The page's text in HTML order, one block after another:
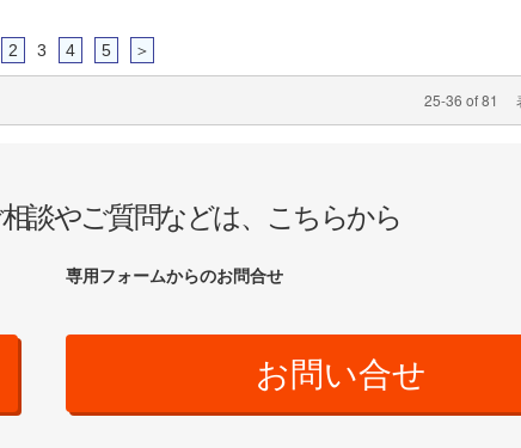
2 3 4 5 ＞
25-36 of 81
談やご質問などは、こちらから
専用フォームからのお問合せ
お問い合せ